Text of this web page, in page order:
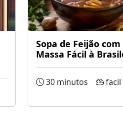
Sopa de Feijão com
Massa Fácil à
30 minutos facil